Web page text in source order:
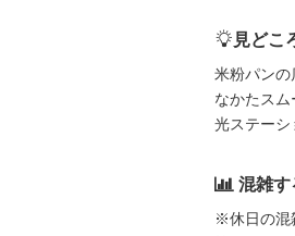
見どこ
米粉パン
なかたス
光ステーシ
混雑
※休日の混